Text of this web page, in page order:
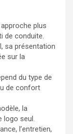
plus
de conduite.
sa présentation
sur la
du type de
de confort
la
logo seul.
l’entretien,